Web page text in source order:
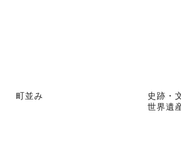
町並み
史跡・
世界遺